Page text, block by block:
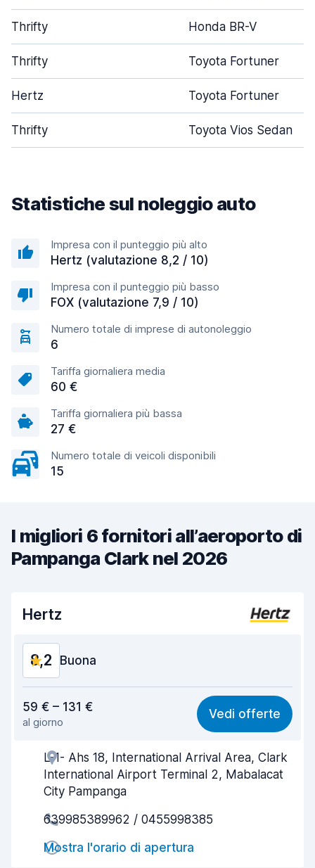
Thrifty Honda BR-V
Thrifty Toyota Fortuner
Hertz Toyota Fortuner
Thrifty Toyota Vios Sedan
Statistiche sul noleggio auto
Impresa con il punteggio più alto
Hertz (valutazione 8,2 / 10)
Impresa con il punteggio più basso
FOX (valutazione 7,9 / 10)
Numero totale di imprese di autonoleggio
6
Tariffa giornaliera media
60 €
Tariffa giornaliera più bassa
27 €
Numero totale di veicoli disponibili
15
I migliori 6 fornitori all’aeroporto di
Pampanga Clark nel 2026
Hertz
8,2 Buona
8,1
Facile da trovare 8,2
Gentilezza degli agenti 8,2
Rapidità del ritiro
Rapidità della riconsegna
Pulizia del veicolo
59 € – 131 €
al giorno
Vedi offerte
L-1- Ahs 18, International Arrival Area, Clark
International Airport Terminal 2, Mabalacat
City Pampanga
639985389962 / 0455998385
Mostra l'orario di apertura